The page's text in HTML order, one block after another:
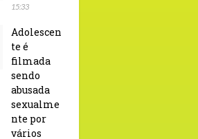
15:33
Adolescen
te é
filmada
sendo
abusada
sexualme
nte por
vários